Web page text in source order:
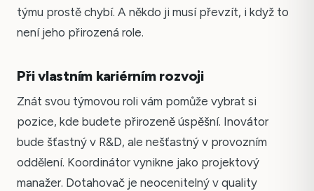
týmu prostě chybí. A někdo ji musí převzít, i když to
není jeho přirozená role.
Při vlastním kariérním rozvoji
Znát svou týmovou roli vám pomůže vybrat si
pozice, kde budete přirozeně úspěšní. Inovátor
bude šťastný v R&D, ale nešťastný v provozním
oddělení. Koordinátor vynikne jako projektový
manažer. Dotahovač je neocenitelný v quality